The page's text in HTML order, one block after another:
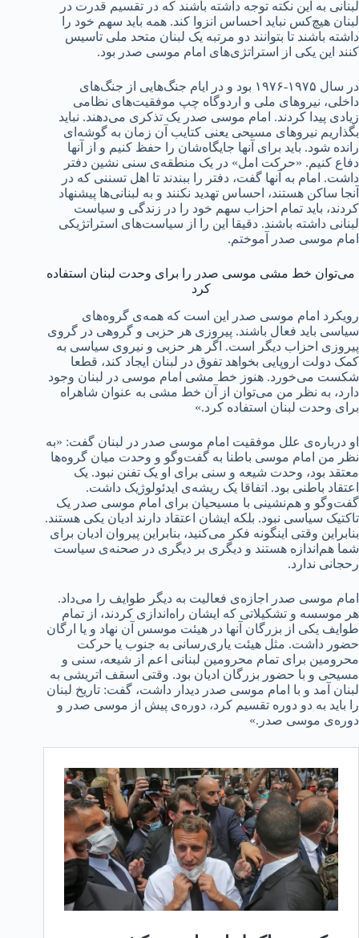
لبنانی به این نکته توجه داشته باشند که در تقسیم قدرت در
لبنان هیچ‌کس نباید احساس انزوا کند. همه باید سهم خود را
داشته باشند تا بتوانند دو مرتبه یک لبنان متحد ملی تاسیس
کنند این یکی از استراتژی‌های امام موسی صدر بود.
در سال ۱۹۷۵-۱۹۷۶ بود و در ایام جنگ‌هایی از جنگ‌های
داخلی، نیروهای ملی و اردوگاه چپ موفقیت‌های نظامی
زیادی پیدا کردند. امام موسی صدر یک تذکری می‌دهند. نباید
بگذاریم نیروهای مسیحی یعنی کتایب آن زمان به گوشه‌ای
رانده شود. باید برای آنها جایگاه‌شان را حفظ کنیم و از آنها
دفاع کنیم. «حرکت امل» در یک منطقه‌ی سنی نشین دفتر
داشت. امام به آنها گفت، دفتر را ببندند تا اهل تسننی که در
آنجا ساکن هستند، احساس تهدید نکنند و به لبنانی‌ها پیشنهاد
کردند، باید تمام احزاب سهم خود را در زندگی و سیاست
لبنانی داشته باشند. دقیقا این را از سیاست‌های استراتژیکی
امام موسی صدر آموختم.
می‌توان خط مشی موسی صدر را برای وحدت لبنان استفاده
کرد
رویکرد امام موسی صدر این است که همه‌ی گروه‌های
سیاسی باید فعال باشند. پیروزی هر حزبی و گروهی در گروی
پیروزی احزاب دیگر است. اگر هر حزبی و نیروی سیاسی به
کمک دولت اروپایی بخواهد تفوق در لبنان ایجاد کند، قطعا
شکست می‌خورد. هنوز خط مشی امام موسی در لبنان وجود
دارد، به نظر من می‌توان از آن خط مشی به عنوان شاهراه
برای وحدت لبنان استفاده کرد.»
او درباره‌ی علل موفقیت امام موسی صدر در لبنان گفت: «به
نظر من امام موسی باطنا به گفت‌وگو و وحدت میان گروه‌ها
معتقد بود، وحدت شیعه و سنی برای او یک تفنن نبود. یک
اعتقاد باطنی بود. اتفاقا یک ریشه‌ی ایدئولوژیک داشت.
گفت‌وگو و هم‌نشینی با مسیحیان برای امام موسی صدر یک
تاکتیک سیاسی نبود. بلکه ایشان اعتقاد دارند ادیان یکی هستند.
بنابراین وقتی اینگونه فکر می‌کنید، بنابراین پیروان ادیان برای
شما هم‌اندازه هستند و دیگری بر دیگری در صحنه‌ی سیاست
رحجانی ندارد.
امام موسی صدر اجازه‌ی فعالیت به دیگر طوایف را می‌داد.
هر موسسه‌ و تشکیلاتی که ایشان راه‌اندازی کردند، از تمام
طوایف یکی از بزرگان آنها در هیئت موسس آن نهاد و یا ارگان
حضور داشت. مثل هیئت یاری‌رسانی به جنوب یا حرکت
محرومین برای تمام محرومین لبنانی اعم از شیعه، سنی و
مسیحی و با حضور بزرگان ادیان بود. وقتی اسقف اتریشی به
لبنان آمد و با امام موسی صدر دیدار داشت، گفت: تاریخ لبنان
را باید به دو دوره تقسیم کرد، دوره‌ی پیش از موسی صدر و
دوره‌ی موسی صدر.»